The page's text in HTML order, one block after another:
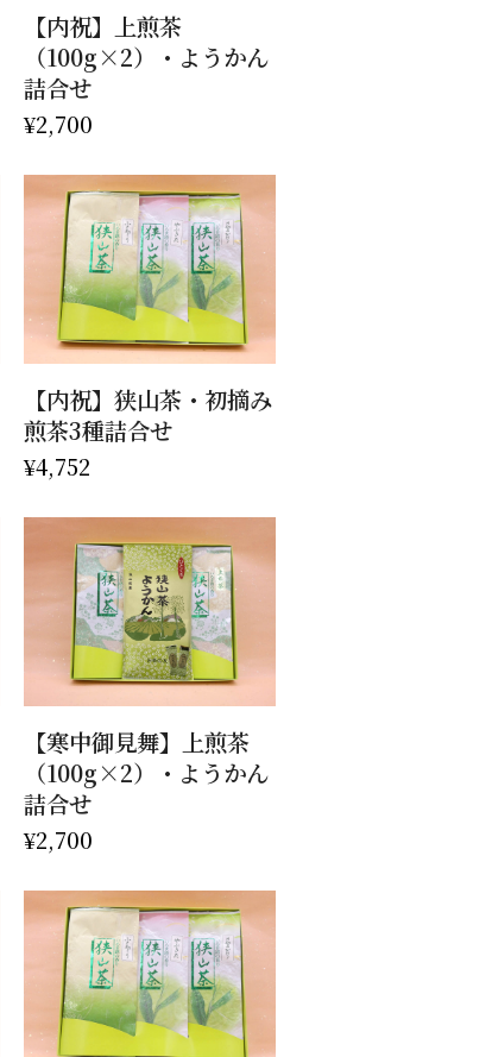
お買い物カゴに追加
【内祝】上煎茶
（100g×2）・ようかん
詰合せ
¥2,700
お買い物カゴに追加
【内祝】狭山茶・初摘み
煎茶3種詰合せ
¥4,752
お買い物カゴに追加
【寒中御見舞】上煎茶
（100g×2）・ようかん
詰合せ
¥2,700